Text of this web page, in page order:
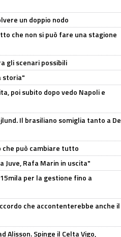
un doppio nodo
che non si può fare una stagione
gli scenari possibili
storia"
poi subito dopo vedo Napoli e
Il brasiliano somiglia tanto a De
che può cambiare tutto
Juve, Rafa Marin in uscita"
per la gestione fino a
che accontenterebbe anche il
Alisson. Spinge il Celta Vigo,